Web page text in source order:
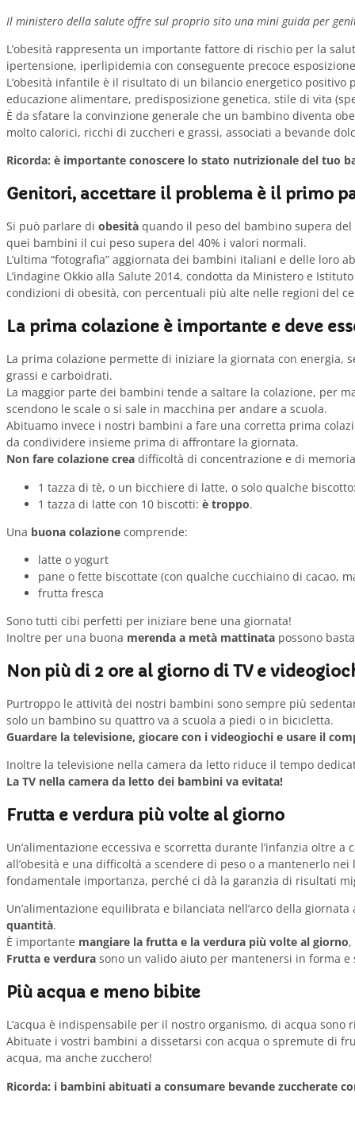
Il ministero della salute offre sul proprio sito una mini guida per
L’obesità rappresenta un importante fattore di rischio per la
ipertensione, iperlipidemia con conseguente precoce
L’obesità infantile è il risultato di un bilancio energetico
educazione alimentare, predisposizione genetica, stile di vita
È da sfatare la convinzione generale che un bambino diventa
molto calorici, ricchi di zuccheri e grassi, associati a bevande
Ricorda: è importante conoscere lo stato nutrizionale del tuo
Genitori, accettare il problema è il primo
Si può parlare di obesità quando il peso del bambino supera
quei bambini il cui peso supera del 40% i valori normali.
L’ultima “fotografia” aggiornata dei bambini italiani e delle
L’indagine Okkio alla Salute 2014, condotta da Ministero e
condizioni di obesità, con percentuali più alte nelle regioni del
La prima colazione è importante e deve
La prima colazione permette di iniziare la giornata con
grassi e carboidrati.
La maggior parte dei bambini tende a saltare la colazione, per
scendono le scale o si sale in macchina per andare a scuola.
Abituamo invece i nostri bambini a fare una corretta prima
da condividere insieme prima di affrontare la giornata.
Non fare colazione crea difficoltà di concentrazione e di
1 tazza di tè, o un bicchiere di latte, o solo qualche
1 tazza di latte con 10 biscotti: è troppo.
Una buona colazione comprende:
latte o yogurt
pane o fette biscottate (con qualche cucchiaino di cacao,
frutta fresca
Sono tutti cibi perfetti per iniziare bene una giornata!
Inoltre per una buona merenda a metà mattinata possono
Non più di 2 ore al giorno di TV e
Purtroppo le attività dei nostri bambini sono sempre più
solo un bambino su quattro va a scuola a piedi o in bicicletta.
Guardare la televisione, giocare con i videogiochi e usare il
Inoltre la televisione nella camera da letto riduce il tempo
La TV nella camera da letto dei bambini va evitata!
Frutta e verdura più volte al giorno
Un’alimentazione eccessiva e scorretta durante l’infanzia
all’obesità e una difficoltà a scendere di peso o a mantenerlo
fondamentale importanza, perché ci dà la garanzia di risultati
Un’alimentazione equilibrata e bilanciata nell’arco della
quantità.
È importante mangiare la frutta e la verdura più volte al giorno
Frutta e verdura sono un valido aiuto per mantenersi in forma
Più acqua e meno bibite
L’acqua è indispensabile per il nostro organismo, di acqua
Abituate i vostri bambini a dissetarsi con acqua o spremute di
acqua, ma anche zucchero!
Ricorda: i bambini abituati a consumare bevande zuccherate